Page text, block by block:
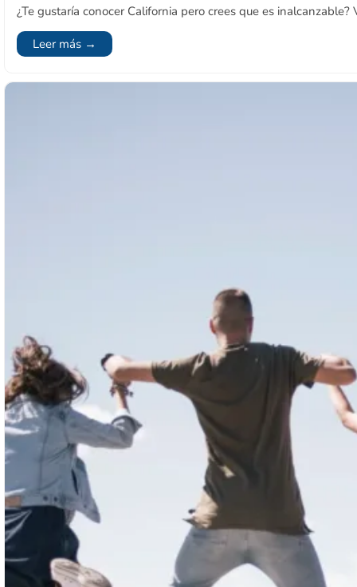
¿Te gustaría conocer California pero crees que es
Leer más →